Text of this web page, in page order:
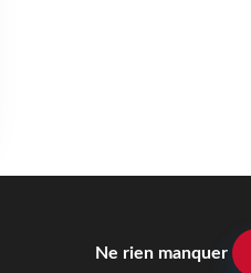
Ne rien manquer